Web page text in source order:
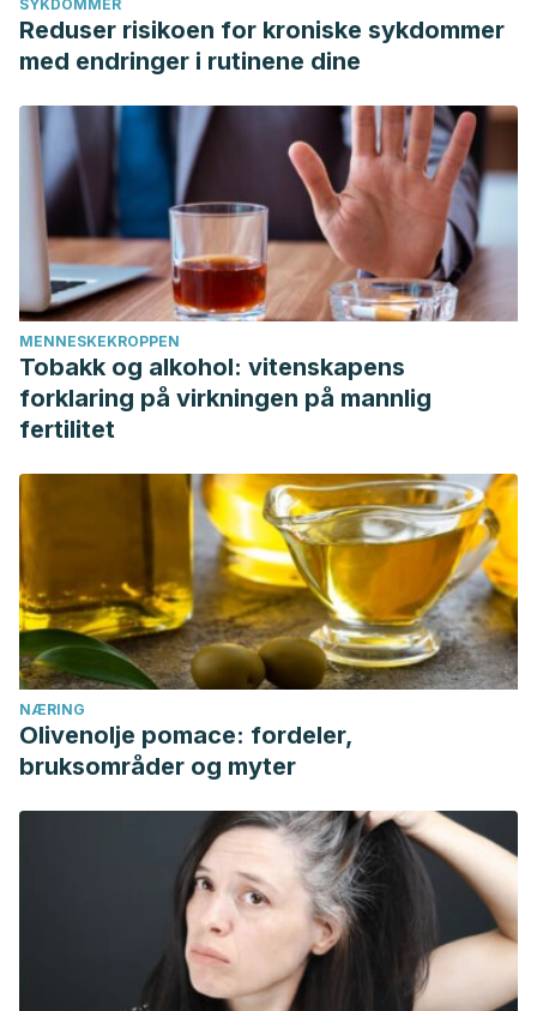
SYKDOMMER
Reduser risikoen for kroniske sykdommer
med endringer i rutinene dine
MENNESKEKROPPEN
Tobakk og alkohol: vitenskapens
forklaring på virkningen på mannlig
fertilitet
NÆRING
Olivenolje pomace: fordeler,
bruksområder og myter